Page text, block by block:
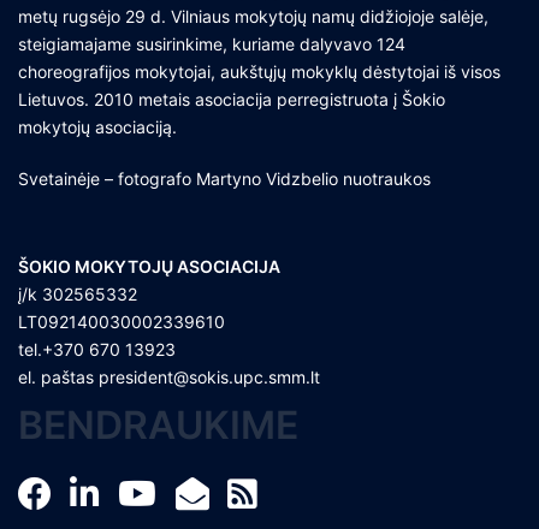
metų rugsėjo 29 d. Vilniaus mokytojų namų didžiojoje salėje,
steigiamajame susirinkime, kuriame dalyvavo 124
choreografijos mokytojai, aukštųjų mokyklų dėstytojai iš visos
Lietuvos. 2010 metais asociacija perregistruota į Šokio
mokytojų asociaciją.
Svetainėje – fotografo Martyno Vidzbelio nuotraukos
ŠOKIO MOKYTOJŲ ASOCIACIJA
į/k 302565332
LT092140030002339610
tel.+370 670 13923
el. paštas president@sokis.upc.smm.lt
BENDRAUKIME